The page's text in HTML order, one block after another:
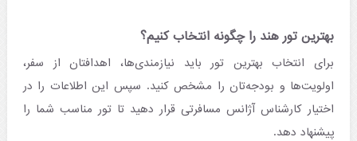
بهترین تور هند را چگونه انتخاب کنیم؟
برای انتخاب بهترین تور باید نیازمندی‌ها، اهدافتان از سفر،
اولویت‌ها و بودجه‌تان را مشخص کنید. سپس این اطلاعات را در
اختیار کارشناس آژانس مسافرتی قرار دهید تا تور مناسب شما را
پیشنهاد دهد.